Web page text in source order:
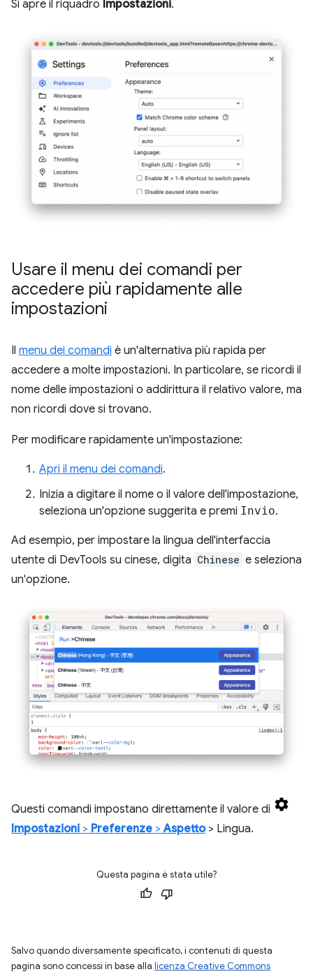
Si apre il riquadro Impostazioni.
Usare il menu dei comandi per
accedere più rapidamente alle
impostazioni
Il menu dei comandi è un'alternativa più rapida per
accedere a molte impostazioni. In particolare, se ricordi il
nome delle impostazioni o addirittura il relativo valore, ma
non ricordi dove si trovano.
Per modificare rapidamente un'impostazione:
Apri il menu dei comandi.
Inizia a digitare il nome o il valore dell'impostazione,
seleziona un'opzione suggerita e premi Invio.
Ad esempio, per impostare la lingua dell'interfaccia
utente di DevTools su cinese, digita Chinese e seleziona
un'opzione.
Questi comandi impostano direttamente il valore di
Impostazioni > Preferenze >Aspetto> Lingua.
Questa pagina è stata utile?
Salvo quando diversamente specificato, i contenuti di questa
pagina sono concessi in base alla licenza Creative Commons